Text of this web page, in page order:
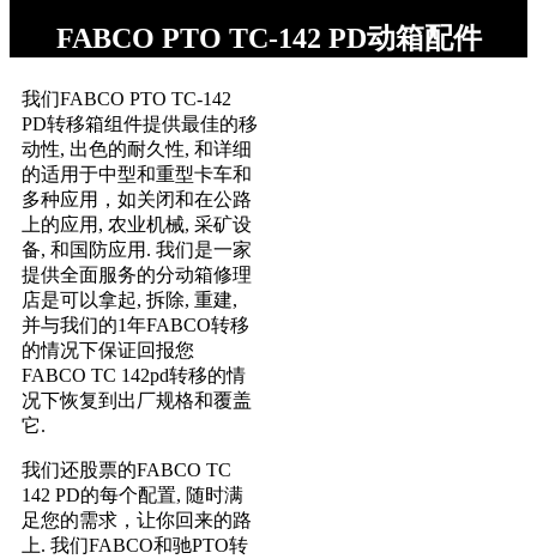
FABCO PTO TC-142 PD动箱配件
我们FABCO PTO TC-142
PD转移箱组件提供最佳的移
动性, 出色的耐久性, 和详细
的适用于中型和重型卡车和
多种应用，如关闭和在公路
上的应用, 农业机械, 采矿设
备, 和国防应用. 我们是一家
提供全面服务的分动箱修理
店是可以拿起, 拆除, 重建,
并与我们的1年FABCO转移
的情况下保证回报您
FABCO TC 142pd转移的情
况下恢复到出厂规格和覆盖
它.
我们还股票的FABCO TC
142 PD的每个配置, 随时满
足您的需求，让你回来的路
上. 我们FABCO和驰PTO转